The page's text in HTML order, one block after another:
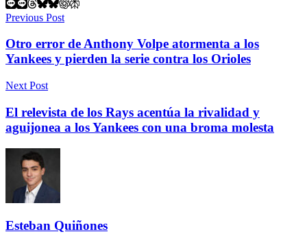
Previous Post
Otro error de Anthony Volpe atormenta a los
Yankees y pierden la serie contra los Orioles
Next Post
El relevista de los Rays acentúa la rivalidad y
aguijonea a los Yankees con una broma molesta
Esteban Quiñones